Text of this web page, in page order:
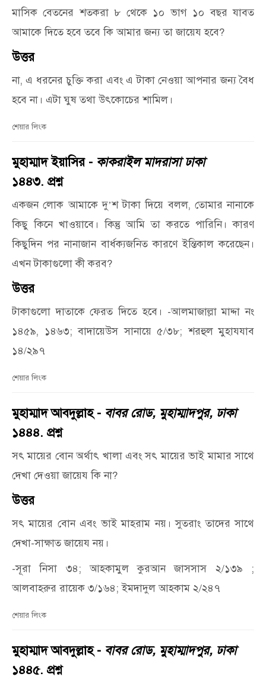
মাসিক বেতনের শতকরা ৮ থেকে ১০ ভাগ ১০ বছর যাবত
আমাকে দিতে হবে তবে কি আমার জন্য তা জায়েয হবে?
উত্তর
না, এ ধরনের চুক্তি করা এবং এ টাকা নেওয়া আপনার জন্য বৈধ
হবে না। এটা ঘুষ তথা উৎকোচের শামিল।
শেয়ার লিংক
মুহাম্মাদ ইয়াসির - কাকরাইল মাদরাসা ঢাকা
১৪৪৩. প্রশ্ন
একজন লোক আমাকে দু’শ টাকা দিয়ে বলল, তোমার নানাকে
কিছু কিনে খাওয়াবে। কিন্তু আমি তা করতে পারিনি। কারণ
কিছুদিন পর নানাজান বার্ধক্যজনিত কারণে ইন্তিকাল করেছেন।
এখন টাকাগুলো কী করব?
উত্তর
টাকাগুলো দাতাকে ফেরত দিতে হবে। -আলমাজাল্লা মাদ্দা নং
১৪৫৯, ১৪৬৩; বাদায়েউস সানায়ে ৫/৩৮; শরহুল মুহাযযাব
১৪/২৯৭
শেয়ার লিংক
মুহাম্মাদ আবদুল্লাহ - বাবর রোড, মুহাম্মাদপুর, ঢাকা
১৪৪৪. প্রশ্ন
সৎ মায়ের বোন অর্থাৎ খালা এবং সৎ মায়ের ভাই মামার সাথে
দেখা দেওয়া জায়েয কি না?
উত্তর
সৎ মায়ের বোন এবং ভাই মাহরাম নয়। সুতরাং তাদের সাথে
দেখা-সাক্ষাত জায়েয নয়।
-সূরা নিসা ৩৪; আহকামুল কুরআন জাসসাস ২/১৩৯ ;
আলবাহরুর রায়েক ৩/১৬৪; ইমদাদুল আহকাম ২/২৪৭
শেয়ার লিংক
মুহাম্মাদ আবদুল্লাহ - বাবর রোড, মুহাম্মাদপুর, ঢাকা
১৪৪৫. প্রশ্ন